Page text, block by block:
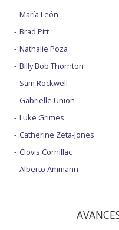
María León
Brad Pitt
Nathalie Poza
Billy Bob Thornton
Sam Rockwell
Gabrielle Union
Luke Grimes
Catherine Zeta-Jones
Clovis Cornillac
Alberto Ammann